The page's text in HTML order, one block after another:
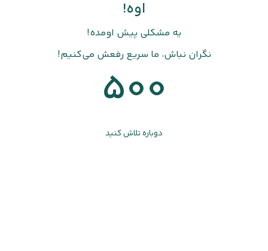
اوه!
یه مشکلی پیش اومده!
نگران نباش، ما سریع رفعش می‌کنیم!
500
دوباره تلاش کنید